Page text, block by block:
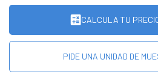
CALCULA TU
PIDE UNA UNIDAD DE